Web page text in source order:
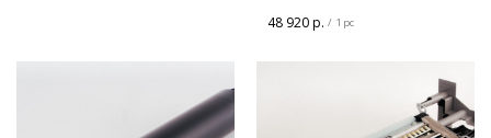
48 920р. / 1 pc